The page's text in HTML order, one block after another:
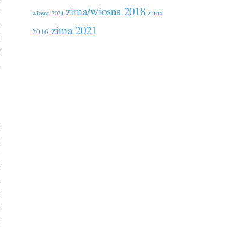
wiosna 2024 zima/wiosna 2018 zima
2016 zima 2021